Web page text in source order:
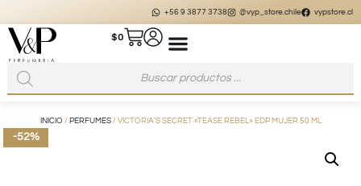
+56 9 3877 3738 @vyp_store.chile vypstore.cl
$0
INICIO / PERFUMES/ VICTORIA’S SECRET «TEASE REBEL» EDP MUJER 50 ML
-52%